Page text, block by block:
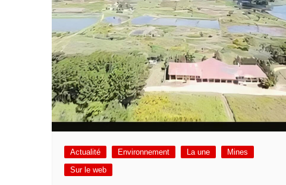
Actualité Environnement La une
Mines
Sur le web